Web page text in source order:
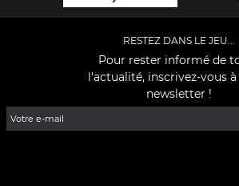
RESTEZ DANS LE JEU...
Pour rester informé de
l'actualité, inscrivez-vous
newsletter !